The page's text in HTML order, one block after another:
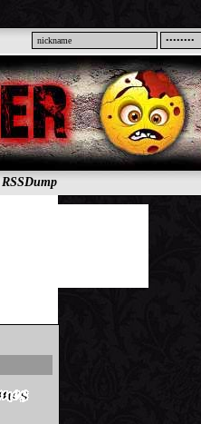
RSSDump